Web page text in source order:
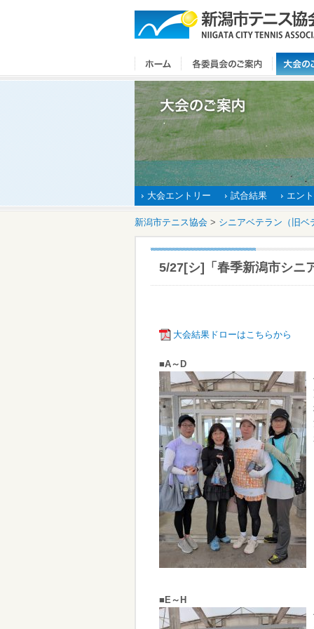
大会エントリー 試合結果 エン
新潟市テニス協会 > シニアベテラン（旧ベ
5/27[シ]「春季新潟市シニ
大会結果ドローはこちらから
■A～D
■E～H